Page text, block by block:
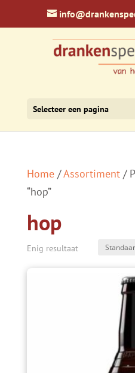
Selecteer een pagina
Home/Assortiment/
“hop”
hop
Enig resultaat